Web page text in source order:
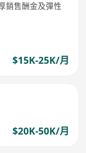
銷售酬金及彈性
$15K-25K/月
$20K-50K/月